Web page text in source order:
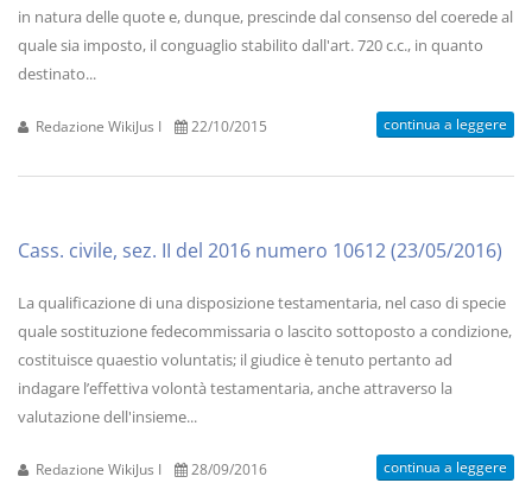
in natura delle quote e, dunque, prescinde dal consenso del coerede al
quale sia imposto, il conguaglio stabilito dall'art. 720 c.c., in quanto
destinato...
Redazione WikiJus I 22/10/2015 continua a leggere
Cass. civile, sez. II del 2016 numero 10612 (23/05/2016)
La qualificazione di una disposizione testamentaria, nel caso di specie
quale sostituzione fedecommissaria o lascito sottoposto a condizione,
costituisce quaestio voluntatis; il giudice è tenuto pertanto ad
indagare l’effettiva volontà testamentaria, anche attraverso la
valutazione dell'insieme...
Redazione WikiJus I 28/09/2016 continua a leggere